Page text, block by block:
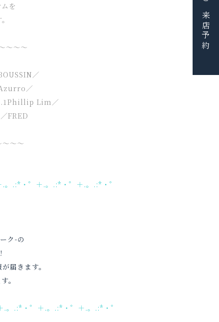
を
～～～
／
／
Lim／
FRED
～～
.:*・゜＋.。.:*・゜＋.。.:*・゜
ク-の
届きます。
。
.:*・゜＋.。.:*・゜＋.。.:*・゜
ご来店予約